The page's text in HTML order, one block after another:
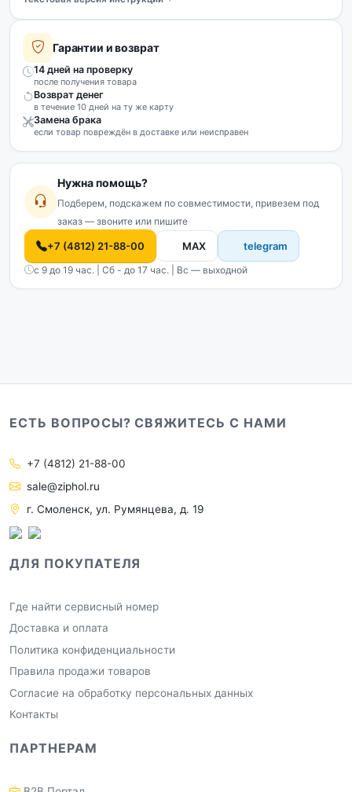
Гарантии и возврат
14 дней на проверку
после получения товара
Возврат денег
в течение 10 дней на ту же карту
Замена брака
если товар повреждён в доставке или неисправен
Нужна помощь?
Подберем, подскажем по совместимости, привезем под
заказ — звоните или пишите
+7 (4812) 21-88-00 MAX telegram
с 9 до 19 час. | Сб - до 17 час. | Вс — выходной
ЕСТЬ ВОПРОСЫ? СВЯЖИТЕСЬ С НАМИ
+7 (4812) 21-88-00
sale@ziphol.ru
г. Смоленск, ул. Румянцева, д. 19
ДЛЯ ПОКУПАТЕЛЯ
Где найти сервисный номер
Доставка и оплата
Политика конфиденциальности
Правила продажи товаров
Согласие на обработку персональных данных
Контакты
ПАРТНЕРАМ